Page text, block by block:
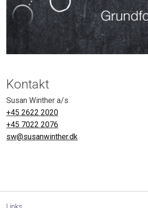
Kontakt
Susan Winther a/s
+45 2622 2020
+45 7022 2076
sw@susanwinther.dk
Links